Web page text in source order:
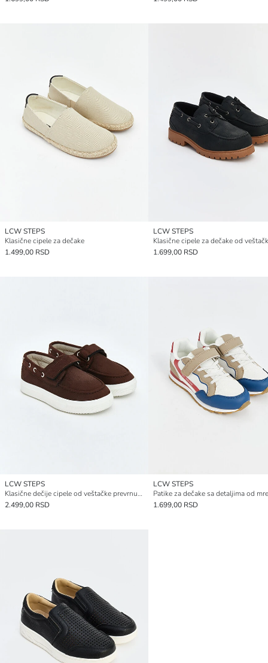
LCW STEPS
Klasične cipele za dečake
1.499,00 RSD
LCW STEPS
1.699,00 RSD
LCW STEPS
Klasične dečije cipele od veštačke prevrnute kože
2.499,00 RSD
LCW STEPS
1.699,00 RSD